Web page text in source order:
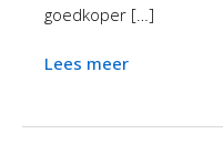
goedkoper […]
Lees meer